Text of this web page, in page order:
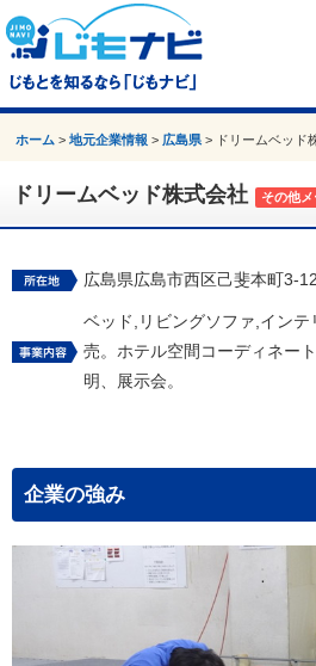
ホーム >地元企業情報 > 広島県 > ドリームベッド
ドリームベッド株式会社 その他
広島県広島市西区己斐本町3-
ベッド,リビングソファ,イン
売。ホテル空間コーディネー
明、展示会。
企業の強み